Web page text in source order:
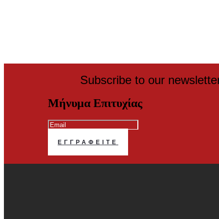
Subscribe to our
Μήνυμα Επιτυχίας
ΕΓΓΡΑΦΕΊΤΕ